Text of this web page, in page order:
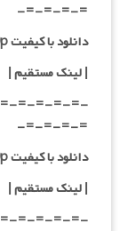
=-=-=-=-
دانلود با کیفیت BluRay 1080p ریلیز F2M
|لینک مستقیم|
=-=-=-=-
=-=-=-=-
دانلود با کیفیت BluRay 720p ریلیز F2M
| لینک مستقیم|
=-=-=-=-